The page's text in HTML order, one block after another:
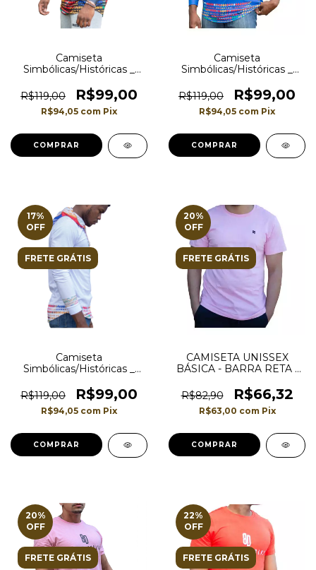
Camiseta
Simbólicas/Históricas _
Afro _ Preta
R$119,00 R$99,00
R$94,05 com Pix
COMPRAR
Camiseta
Simbólicas/Históricas _
Afro _ Azul
R$119,00 R$99,00
R$94,05 com Pix
COMPRAR
17%
OFF
FRETE GRÁTIS
Camiseta
Simbólicas/Históricas _
Afro _ Branca
R$119,00 R$99,00
R$94,05 com Pix
COMPRAR
20%
OFF
FRETE GRÁTIS
CAMISETA UNISSEX
BÁSICA - BARRA RETA -
R$82,90
R$66,32
R$63,00 com Pix
COMPRAR
20%
OFF
FRETE GRÁTIS
22%
OFF
FRETE GRÁTIS